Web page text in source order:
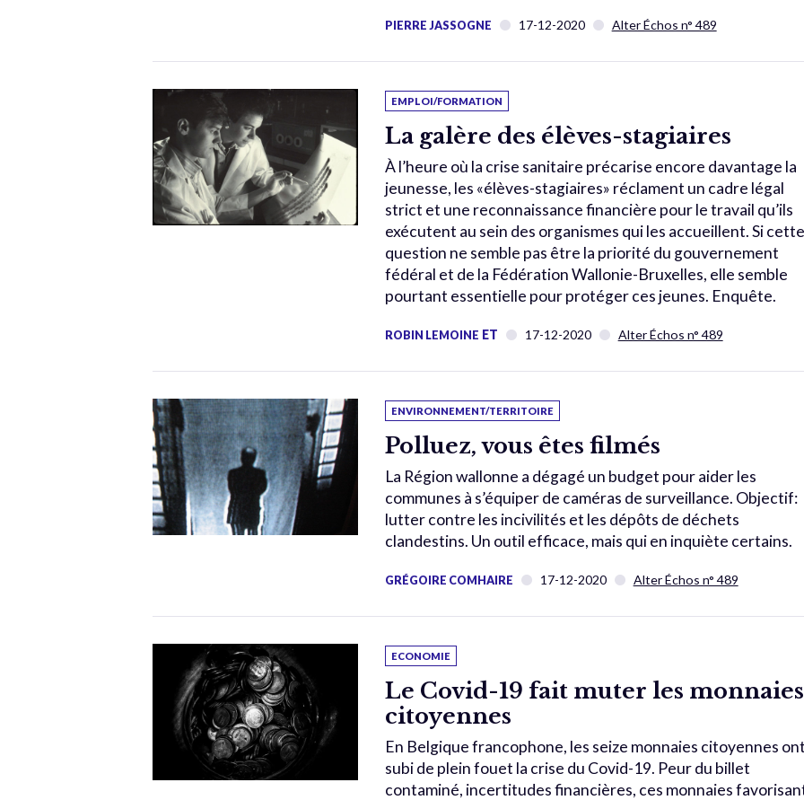
PIERRE JASSOGNE 17-12-2020 Alter Échos n° 489
EMPLOI/FORMATION
La galère des élèves-stagiaires
À l’heure où la crise sanitaire précarise encore davantage la
jeunesse, les «élèves-stagiaires» réclament un cadre légal
strict et une reconnaissance financière pour le travail qu’ils
exécutent au sein des organismes qui les accueillent. Si cette
question ne semble pas être la priorité du gouvernement
fédéral et de la Fédération Wallonie-Bruxelles, elle semble
pourtant essentielle pour protéger ces jeunes. Enquête.
ROBIN LEMOINE ET 17-12-2020 Alter Échos n° 489
ENVIRONNEMENT/TERRITOIRE
Polluez, vous êtes filmés
La Région wallonne a dégagé un budget pour aider les
communes à s’équiper de caméras de surveillance. Objectif:
lutter contre les incivilités et les dépôts de déchets
clandestins. Un outil efficace, mais qui en inquiète certains.
GRÉGOIRE COMHAIRE 17-12-2020 Alter Échos n° 489
ECONOMIE
Le Covid-19 fait muter les monnaies
citoyennes
En Belgique francophone, les seize monnaies citoyennes ont
subi de plein fouet la crise du Covid-19. Peur du billet
contaminé, incertitudes financières, ces monnaies